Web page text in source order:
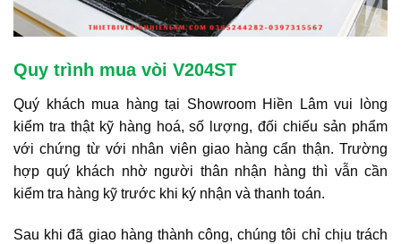
Quy trình mua vòi V204ST
Quý khách mua hàng tại Showroom Hiền Lâm vui lòng
kiểm tra thật kỹ hàng hoá, số lượng, đối chiếu sản phẩm
với chứng từ với nhân viên giao hàng cẩn thận. Trường
hợp quý khách nhờ người thân nhận hàng thì vẫn cần
kiểm tra hàng kỹ trước khi ký nhận và thanh toán.
Sau khi đã giao hàng thành công, chúng tôi chỉ chịu trách